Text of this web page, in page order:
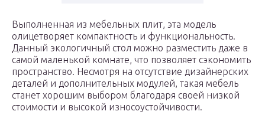
Выполненная из мебельных плит, эта модель
олицетворяет компактность и функциональность.
Данный экологичный стол можно разместить даже в
самой маленькой комнате, что позволяет сэкономить
пространство. Несмотря на отсутствие дизайнерских
деталей и дополнительных модулей, такая мебель
станет хорошим выбором благодаря своей низкой
стоимости и высокой износоустойчивости.